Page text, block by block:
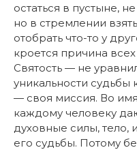
остаться в пустыне,
но в стремлении
отобрать что-то у
кроется причина
Святость — не
уникальности судьбы
— своя миссия. Во
каждому человеку
духовные силы, тело,
его судьбы. Потому